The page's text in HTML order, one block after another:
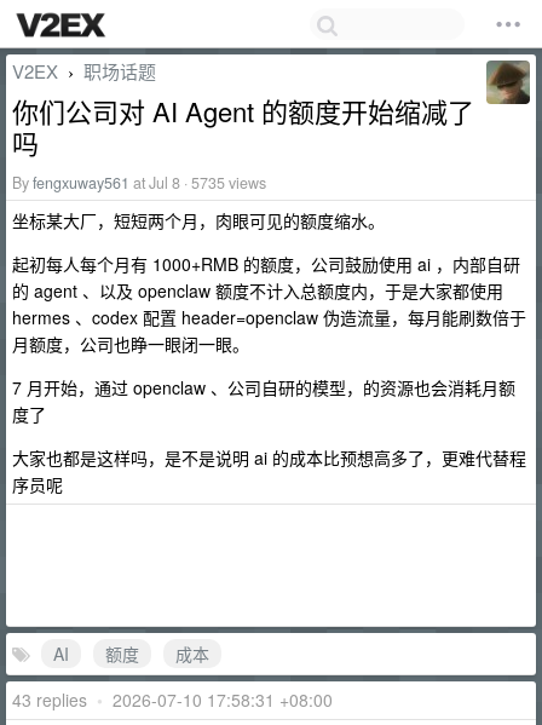
V2EX › 职场话题
你们公司对 AI Agent 的额度开始缩减了
吗
Byfengxuway561 at Jul 8 · 5735 views
坐标某大厂，短短两个月，肉眼可见的额度缩水。
起初每人每个月有 1000+RMB 的额度，公司鼓励使用 ai ，内部自研
的 agent 、以及 openclaw 额度不计入总额度内，于是大家都使用
hermes 、codex 配置 header=openclaw 伪造流量，每月能刷数倍于
月额度，公司也睁一眼闭一眼。
7 月开始，通过 openclaw 、公司自研的模型，的资源也会消耗月额
度了
大家也都是这样吗，是不是说明 ai 的成本比预想高多了，更难代替程
序员呢
AI 额度
成本
43 replies • 2026-07-10 17:58:31 +08:00